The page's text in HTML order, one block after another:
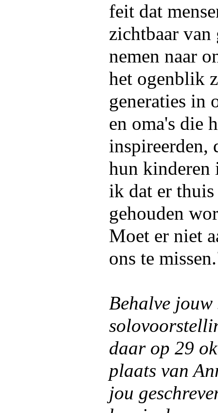
feit dat
zichtbaar van
nemen naar
het ogenblik
generaties in
en oma's die
inspireerden,
hun kinderen
ik dat er
gehouden
Moet er niet
ons te
Behalve jouw
daar op 29
plaats van
jou